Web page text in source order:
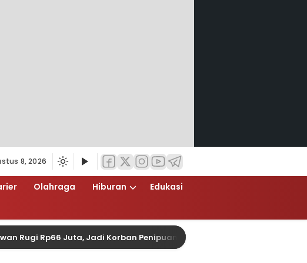
8, 2026
Olahraga Hiburan
Edukasi
Rp66 Juta, Jadi Korban Penipuan Pengurusan Visa Taiwan